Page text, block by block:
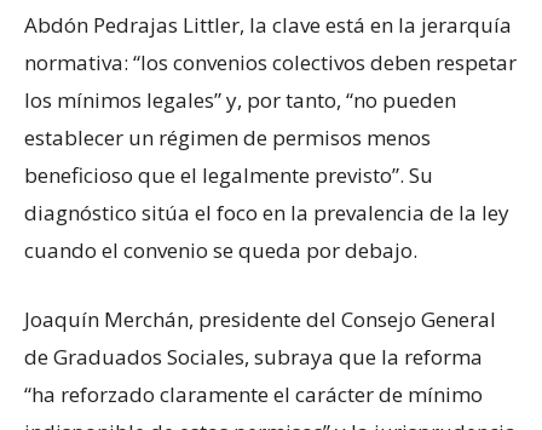
Abdón Pedrajas Littler, la clave está en la jerarquía
normativa: “los convenios colectivos deben respetar
los mínimos legales” y, por tanto, “no pueden
establecer un régimen de permisos menos
beneficioso que el legalmente previsto”. Su
diagnóstico sitúa el foco en la prevalencia de la ley
cuando el convenio se queda por debajo.
Joaquín Merchán, presidente del Consejo General
de Graduados Sociales, subraya que la reforma
“ha reforzado claramente el carácter de mínimo